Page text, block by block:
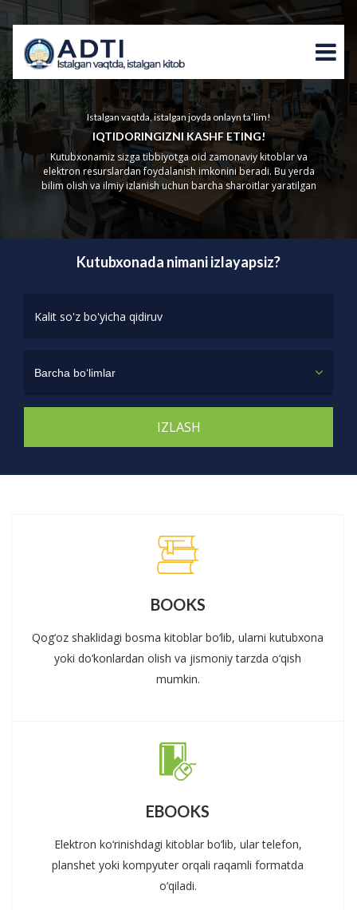
Istalgan vaqtda, istalgan joyda onlayn ta’lim!
IQTIDORINGIZNI KASHF ETING!
Kutubxonamiz sizga tibbiyotga oid zamonaviy kitoblar va
elektron resurslardan foydalanish imkonini beradi. Bu yerda
bilim olish va ilmiy izlanish uchun barcha sharoitlar yaratilgan
Kutubxonada nimani izlayapsiz?
Barcha bo‘limlar
BOOKS
Qog‘oz shaklidagi bosma kitoblar bo‘lib, ularni kutubxona
yoki do‘konlardan olish va jismoniy tarzda o‘qish
mumkin.
EBOOKS
Elektron ko‘rinishdagi kitoblar bo‘lib, ular telefon,
planshet yoki kompyuter orqali raqamli formatda
o‘qiladi.